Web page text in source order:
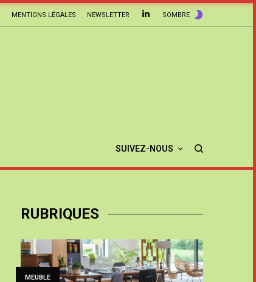
MENTIONS LÉGALES NEWSLETTER SOMBRE
SUIVEZ-NOUS
RUBRIQUES
MEUBLE